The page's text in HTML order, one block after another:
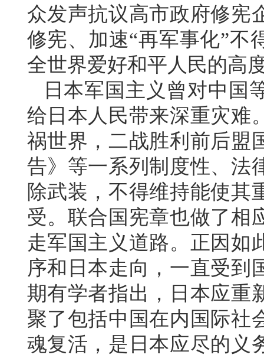
众发声抗议高市政府修宪
修宪、加速“再军事化”不
全世界爱好和平人民的高
日本军国主义曾对中国
给日本人民带来深重灾难
祸世界，二战胜利前后盟
告》等一系列制度性、法
除武装，不得维持能使其
受。联合国宪章也做了相
走军国主义道路。正因如
序和日本走向，一直受到
期有学者指出，日本应重
聚了包括中国在内国际社
魂复活，是日本应尽的义